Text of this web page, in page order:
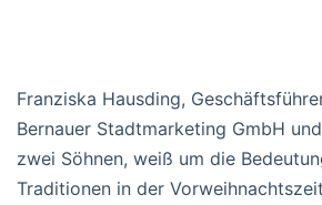
Franziska Hausding,
Bernauer Stadtmarketing GmbH
zwei Söhnen, weiß um die
Traditionen in der